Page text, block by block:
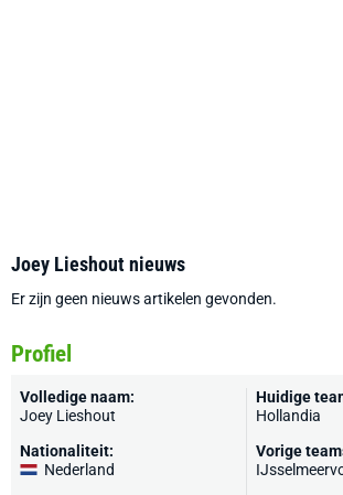
Joey Lieshout nieuws
Er zijn geen nieuws artikelen gevonden.
Profiel
Volledige naam:
Joey Lieshout
Nationaliteit:
Nederland
Huidige
Hollandia
Vorige